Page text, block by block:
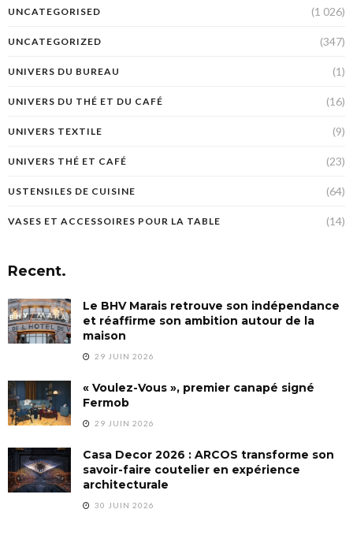
UNCATEGORISED (1 026)
UNCATEGORIZED (347)
UNIVERS DU BUREAU (1)
UNIVERS DU THÉ ET DU CAFÉ (16)
UNIVERS TEXTILE (9)
UNIVERS THÉ ET CAFÉ (23)
USTENSILES DE CUISINE (64)
VASES ET ACCESSOIRES POUR LA TABLE (14)
Recent.
Le BHV Marais retrouve son indépendance
et réaffirme son ambition autour de la
maison
29 JUIN 2026
« Voulez-Vous », premier canapé signé
Fermob
29 JUIN 2026
Casa Decor 2026 : ARCOS transforme son
savoir-faire coutelier en expérience
architecturale
30 JUIN 2026